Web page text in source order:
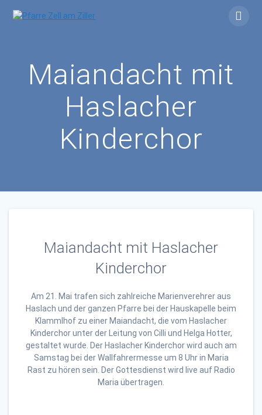
Maiandacht mit
Haslacher
Kinderchor
Maiandacht mit Haslacher
Kinderchor
Am 21. Mai trafen sich zahlreiche Marienverehrer aus
Haslach und der ganzen Pfarre bei der Hauskapelle beim
Klammlhof zu einer Maiandacht, die vom Haslacher
Kinderchor unter der Leitung von Cilli und Helga Hotter,
gestaltet wurde. Der Haslacher Kinderchor wird auch am
Samstag bei der Wallfahrermesse um 8 Uhr in Maria
Rast zu hören sein. Der Gottesdienst wird live auf Radio
Maria übertragen.